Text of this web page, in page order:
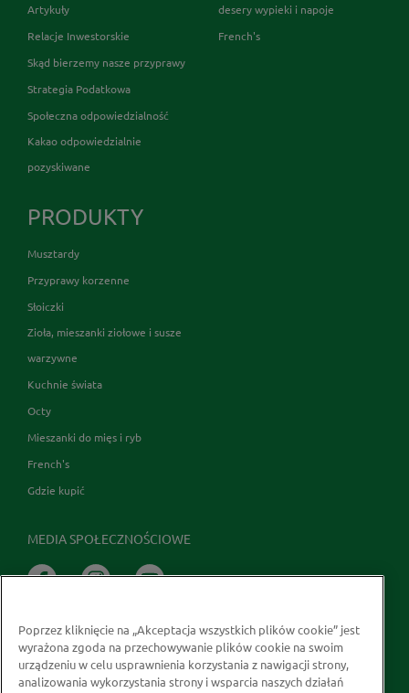
Artykuły
Relacje Inwestorskie
Skąd bierzemy nasze przyprawy
Strategia Podatkowa
Społeczna odpowiedzialność
Kakao odpowiedzialnie
pozyskiwane
desery wypieki i napoje
French's
PRODUKTY
Musztardy
Przyprawy korzenne
Słoiczki
Zioła, mieszanki ziołowe i susze
warzywne
Kuchnie świata
Octy
Mieszanki do mięs i ryb
French's
Gdzie kupić
MEDIA SPOŁECZNOŚCIOWE
Poprzez kliknięcie na „Akceptacja wszystkich plików cookie” jest
wyrażona zgoda na przechowywanie plików cookie na swoim
urządzeniu w celu usprawnienia korzystania z nawigacji strony,
analizowania wykorzystania strony i wsparcia naszych działań